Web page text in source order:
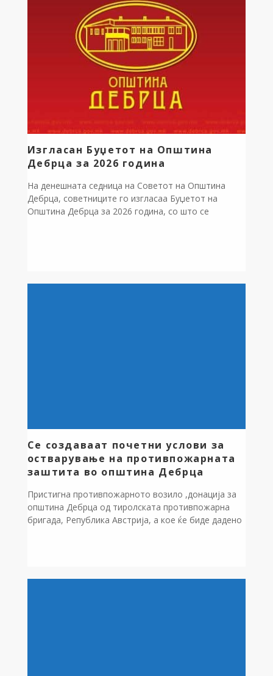
Изгласан Буџетот на Општина
Дебрца за 2026 година
На денешната седница на Советот на Општина
Дебрца, советниците го изгласаа Буџетот на
Општина Дебрца за 2026 година, со што се
Се создаваат почетни услови за
остварување на противпожарната
заштита во општина Дебрца
Пристигна противпожарното возило ,донација за
општина Дебрца од тиролската противпожарна
бригада, Република Австрија, а кое ќе биде дадено